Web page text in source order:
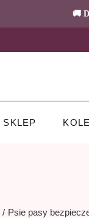
🚚
SKLEP
Psie pasy